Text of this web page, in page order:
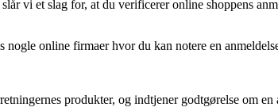
vi et slag for, at du verificerer online shoppens
online firmaer hvor du kan notere en
produkter, og indtjener godtgørelse om en